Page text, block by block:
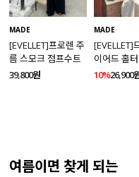
MADE
[EVELLET]프로렌 주
름 스모크 점프수트
39,800원
MADE
[EVELLET]
이어드 홀
디건 티셔츠
10%26,900
여름이면 찾게 되는